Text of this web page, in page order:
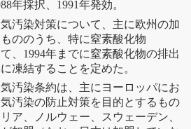
年採択、1991年発効。
汚染対策について、主に欧州の加
ののうち、特に窒素酸化物
、1994年までに窒素酸化物の排出
凍結することを定めた。
汚染条約は、主にヨーロッパにお
汚染の防止対策を目的とするもの
ア、ノルウェー、スウェーデン、